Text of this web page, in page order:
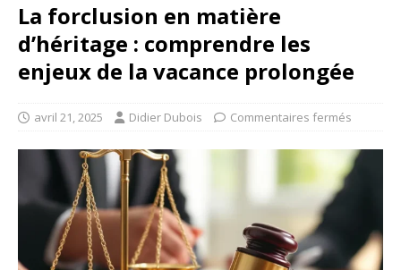
La forclusion en matière
d’héritage : comprendre les
enjeux de la vacance prolongée
avril 21, 2025 Didier Dubois Commentaires fermés